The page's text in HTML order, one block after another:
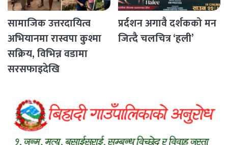
सामाजिक उत्तरदायित्व
अभियानमा रास्वपा कुश्मा
सक्रिय, विभिन्न वडामा
सरसफाइदेखि
प्रर्दशन अगावै दर्शकको मन
जित्दै चलचित्र ‘हली’